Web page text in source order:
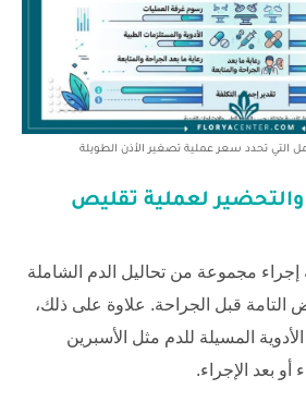
التي تحدد سعر عملية تصغير الأذن الطويلة
والتحضير لعملية تقليص
إجراء مجموعة من تحاليل الدم الشاملة
التامة قبل الجراحة. علاوة على ذلك،
المسيلة للدم مثل الأسبرين
بعد الإجراء.